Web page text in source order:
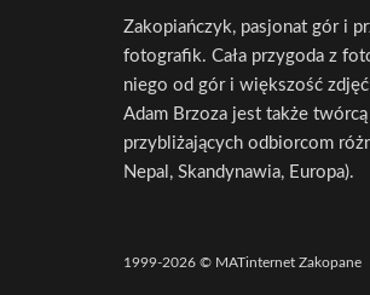
Zakopiańczyk, pasjonat gór i
fotografik. Cała przygoda z
niego od gór i większość
Adam Brzoza jest także
przybliżających odbiorcom
Nepal, Skandynawia, Europa).
1999-2026 © MATinternet Zakopane